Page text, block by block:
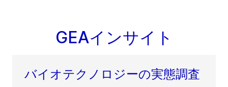
GEAインサイト
バイオテクノロジーの実態調査